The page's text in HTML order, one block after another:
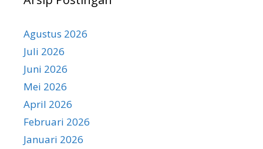
Agustus 2026
Juli 2026
Juni 2026
Mei 2026
April 2026
Februari 2026
Januari 2026